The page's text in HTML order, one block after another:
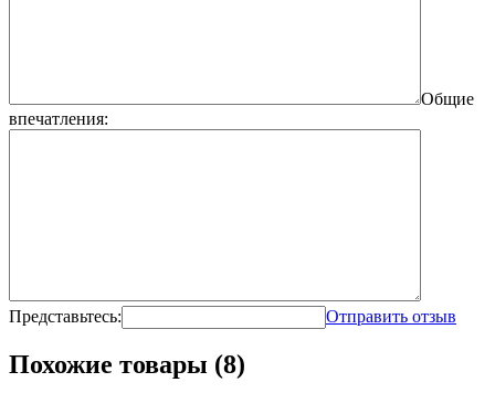
Общие
впечатления:
Представьтесь: Отправить отзыв
Похожие товары (8)